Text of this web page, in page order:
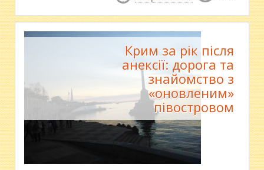
Крим за рік після
анексії: дорога та
знайомство з
«оновленим»
півостровом